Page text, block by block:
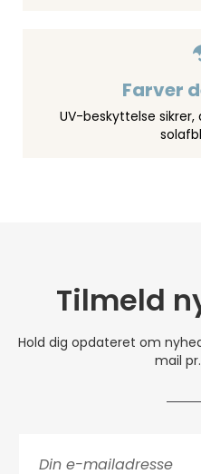
Farver
UV-beskyttelse
Tilmeld
Hold dig opdateret om
mail